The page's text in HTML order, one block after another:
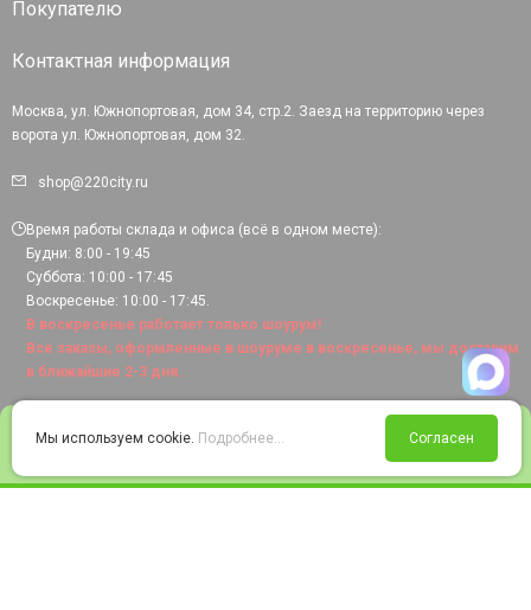
Войти Избранное Корзина
Покупателю
Контактная информация
Москва, ул. Южнопортовая, дом 34, стр.2. Заезд на территорию через
ворота ул. Южнопортовая, дом 32.
shop@220city.ru
Время работы склада и офиса (всё в одном месте):
Будни: 8:00 - 19:45
Суббота: 10:00 - 17:45
Воскресенье: 10:00 - 17:45.
В воскресенье работает только шоурум!
Все заказы, оформленные в шоуруме в воскресенье, мы доставим
в ближайшие 2-3 дня.
Мы используем cookie. Подробнее... Согласен